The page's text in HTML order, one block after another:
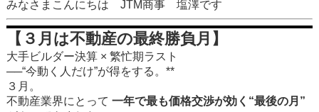
みなさまこんにちは JTM商事 塩澤です
【３月は不動産の最終勝負月】
大手ビルダー決算 × 繁忙期ラスト
──“今動く人だけ”が得をする。**
３月。
不動産業界にとって 一年で最も価格交渉が効く“最後の月”